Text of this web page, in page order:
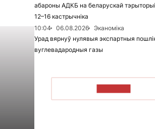
абароны АДКБ на беларускай
12–16 кастрычніка
10:04
06.08.2026
Эканоміка
Урад вярнуў нулявыя экспартныя
вуглевадародныя газы